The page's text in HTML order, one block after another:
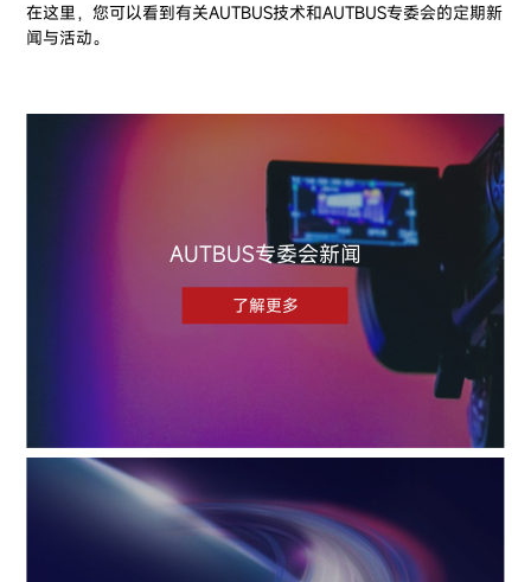
在这里，您可以看到有关AUTBUS技术和AUTBUS专委会的定期新
闻与活动。
AUTBUS专委会新闻
了解更多